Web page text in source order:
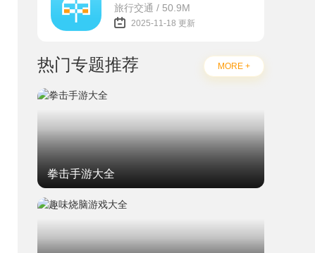
旅行交通 / 50.9M
2025-11-18 更新
热门专题推荐 MORE +
拳击手游大全